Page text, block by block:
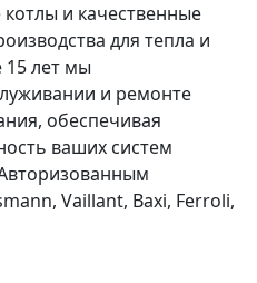
и качественные
для тепла и
лет мы
и ремонте
обеспечивая
ваших систем
Vaillant, Baxi, Ferroli,